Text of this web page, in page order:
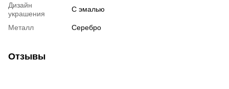
Дизайн
украшения
С эмалью
Металл Серебро
Отзывы